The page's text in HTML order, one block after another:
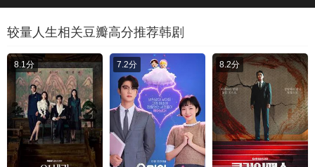
较量人生相关豆瓣高分推荐韩剧
8.1分 7.2分 8.2分